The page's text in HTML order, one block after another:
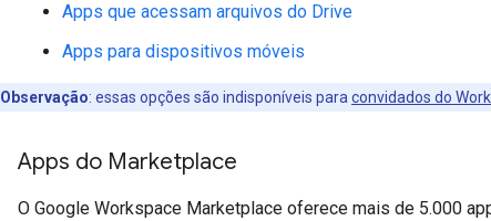
Apps que acessam arquivos do Drive
Apps para dispositivos móveis
Observação: essas opções são indisponíveis para convidados do
Apps do Marketplace
O Google Workspace Marketplace oferece mais de 5.000